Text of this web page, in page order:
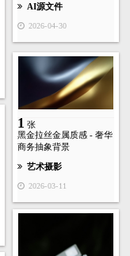
AI源文件
2026-04-30
1 张
黑金拉丝金属质感 - 奢华
商务抽象背景
艺术摄影
2026-03-11